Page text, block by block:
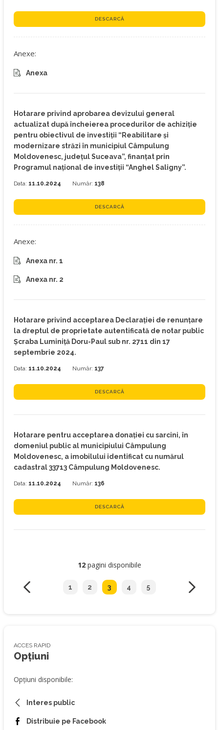
DESCARCĂ
Anexe:
Anexa
Hotarare privind aprobarea devizului general
actualizat după încheierea procedurilor de achiziție
pentru obiectivul de investiții “Reabilitare și
modernizare străzi în municipiul Câmpulung
Moldovenesc, județul Suceava”, finanțat prin
Programul național de investiții “Anghel Saligny”.
Data: 11.10.2024 Număr: 138
DESCARCĂ
Anexe:
Anexa nr. 1
Anexa nr. 2
Hotarare privind acceptarea Declarației de renunțare
la dreptul de proprietate autentificată de notar public
Șcraba Luminiță Doru-Paul sub nr. 2711 din 17
septembrie 2024.
Data: 11.10.2024 Număr: 137
DESCARCĂ
Hotarare pentru acceptarea donației cu sarcini, în
domeniul public al municipiului Câmpulung
Moldovenesc, a imobilului identificat cu numărul
cadastral 33713 Câmpulung Moldovenesc.
Data: 11.10.2024 Număr: 136
DESCARCĂ
12 pagini disponibile
1 2 3 4 5
ACCES RAPID
Opțiuni
Opțiuni disponibile:
Interes public
Distribuie pe Facebook